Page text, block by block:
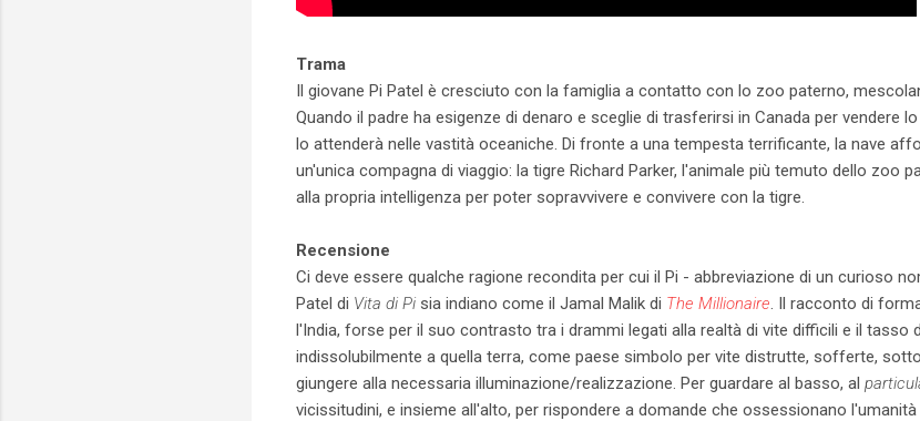
Trama
Il giovane Pi Patel è cresciuto con la famiglia a contatto con lo zoo paterno,
Quando il padre ha esigenze di denaro e sceglie di trasferirsi in Canada per vendere
lo attenderà nelle vastità oceaniche. Di fronte a una tempesta terrificante, la nave
un'unica compagna di viaggio: la tigre Richard Parker, l'animale più temuto dello zoo
alla propria intelligenza per poter sopravvivere e convivere con la tigre.
Recensione
Ci deve essere qualche ragione recondita per cui il Pi - abbreviazione di un curioso
Patel di Vita di Pi sia indiano come il Jamal Malik di The Millionaire. Il racconto di
l'India, forse per il suo contrasto tra i drammi legati alla realtà di vite difficili e il tasso
indissolubilmente a quella terra, come paese simbolo per vite distrutte, sofferte,
giungere alla necessaria illuminazione/realizzazione. Per guardare al basso, al
vicissitudini, e insieme all'alto, per rispondere a domande che ossessionano